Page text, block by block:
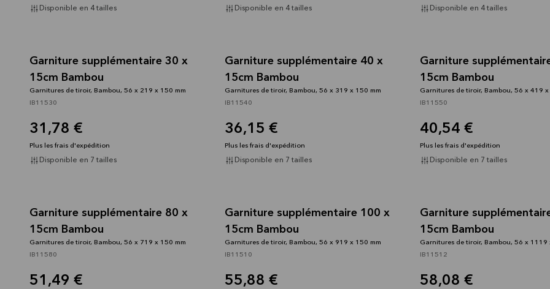
Disponible en 4 tailles Disponible en 4 tailles Disponible en 4 tailles
Garniture supplémentaire 30 x
15cm Bambou
Garnitures de tiroir, Bambou, 56 x 219 x 150 mm
IB11530
31,78 €
Plus les frais d'expédition
Disponible en 7 tailles
Garniture supplémentaire 40 x
15cm Bambou
Garnitures de tiroir, Bambou, 56 x 319 x 150 mm
IB11540
36,15 €
Plus les frais d'expédition
Disponible en 7 tailles
Garniture
15cm Bambou
Garnitures de tiroir, Bambou, 56 x 419 x
IB11550
40,54 €
Plus les frais d'expédition
Disponible en 7 tailles
Garniture supplémentaire 80 x
15cm Bambou
Garnitures de tiroir, Bambou, 56 x 719 x 150 mm
IB11580
51,49 €
Garniture supplémentaire 100 x
15cm Bambou
Garnitures de tiroir, Bambou, 56 x 919 x 150 mm
IB11510
55,88 €
Garniture
15cm Bambou
Garnitures de tiroir, Bambou, 56 x 1119
IB11512
58,08 €